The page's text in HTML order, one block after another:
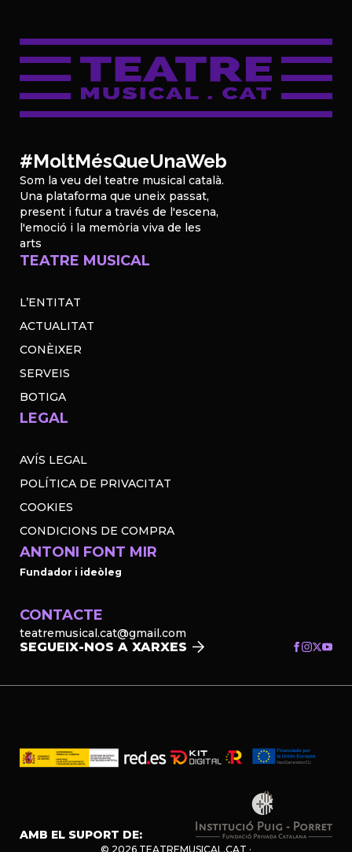
#MoltMésQueUnaWeb
Som la veu del teatre musical català.
Una plataforma que uneix passat,
present i futur a través de l'escena,
l'emoció i la memòria viva de les
arts
TEATRE MUSICAL
L’ENTITAT
ACTUALITAT
CONÈIXER
SERVEIS
BOTIGA
LEGAL
AVÍS LEGAL
POLÍTICA DE PRIVACITAT
COOKIES
CONDICIONS DE COMPRA
ANTONI FONT MIR
Fundador i ideòleg
CONTACTE
teatremusical.cat@gmail.com
SEGUEIX-NOS A XARXES
AMB EL SUPORT DE:
© 2026 TEATREMUSICAL.CAT ·